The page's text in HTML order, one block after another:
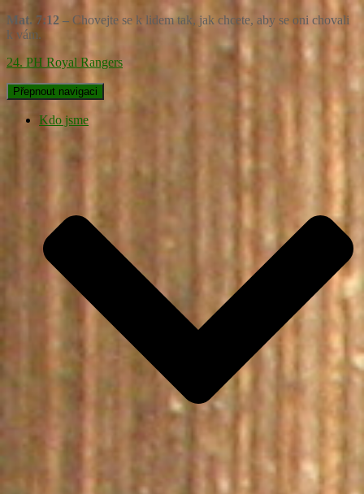
Mat. 7:12 – Chovejte se k lidem tak, jak chcete, aby se oni chovali
k vám.
24. PH Royal Rangers
Přepnout navigaci
Kdo jsme